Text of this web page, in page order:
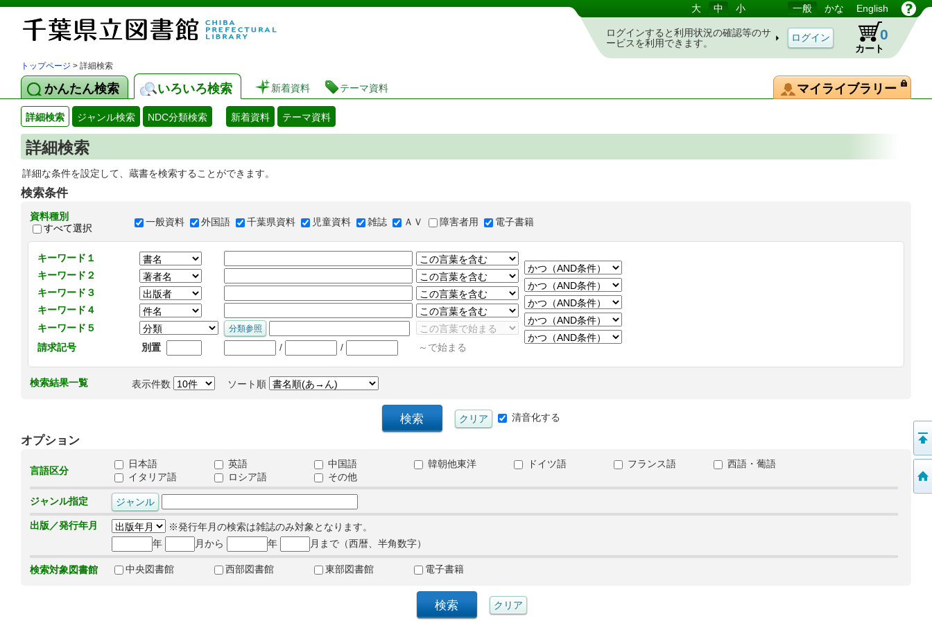
図書館 蔵書検索・予約システム 大 中 小 一般 かな English
ログインすると利用状況の確認等のサ
ービスを利用できます。
カート
0
トップページ > 詳細検索
かんたん検索 いろいろ検索 新着資料 テーマ資料 マイライブラリー
詳細検索 ジャンル検索 NDC分類検索 新着資料 テーマ資料
詳細検索
詳細な条件を設定して、蔵書を検索することができます。
検索条件
資料種別
すべて選択
一般資料 外国語 千葉県資料 児童資料 雑誌 ＡＶ 障害者用 電子書籍
キーワード１
キーワード２
キーワード３
キーワード４
キーワード５
請求記号
別置 / / ～で始まる
検索結果一覧 表示件数 ソート順
清音化する
オプション
言語区分
日本語 英語 中国語 韓朝他東洋 ドイツ語 フランス語
西語・葡語
イタリア語
ロシア語 その他
ジャンル指定
出版／発行年月
※発行年月の検索は雑誌のみ対象となります。
年
月から 年 月まで（西暦、半角数字）
検索対象図書館 中央図書館 西部図書館 東部図書館 電子書籍